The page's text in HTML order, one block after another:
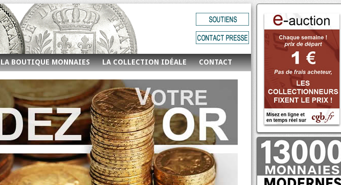
LA BOUTIQUE MONNAIES LA COLLECTION IDÉALE CONTACT